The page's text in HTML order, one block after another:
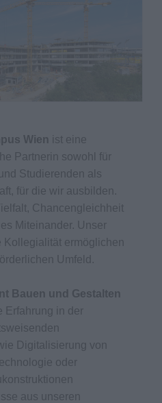
Wien
ist eine
Partnerin sowohl für
Studierenden als
für die wir ausbilden.
Chancengleichheit
Miteinander. Unser
Kollegialität ermöglichen
Umfeld.
Bauen und Gestalten
Erfahrung in der
Digitalisierung von
oder
aus unseren